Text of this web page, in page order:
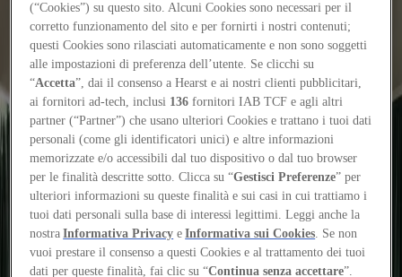
Contatti
Log in
Home
Tags
#pan
#pan
Projects
(“Cookies”) su questo sito. Alcuni Cookies sono necessari per il
corretto funzionamento del sito e per fornirti i nostri contenuti;
questi Cookies sono rilasciati automaticamente e non sono soggetti
alle impostazioni di preferenza dell’utente. Se clicchi su
“Accetta”, dai il consenso a Hearst e ai nostri clienti pubblicitari,
ai fornitori ad-tech, inclusi 136 fornitori IAB TCF e agli altri
partner (“Partner”) che usano ulteriori Cookies e trattano i tuoi dati
personali (come gli identificatori unici) e altre informazioni
memorizzate e/o accessibili dal tuo dispositivo o dal tuo browser
per le finalità descritte sotto. Clicca su “Gestisci Preferenze” per
ulteriori informazioni su queste finalità e sui casi in cui trattiamo i
tuoi dati personali sulla base di interessi legittimi. Leggi anche la
nostraInformativa Privacy eInformativa sui Cookies. Se non
vuoi prestare il consenso a questi Cookies e al trattamento dei tuoi
dati per queste finalità, fai clic su “Continua senza accettare”.